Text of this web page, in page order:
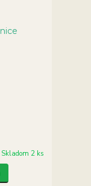
Skladom 2 ks